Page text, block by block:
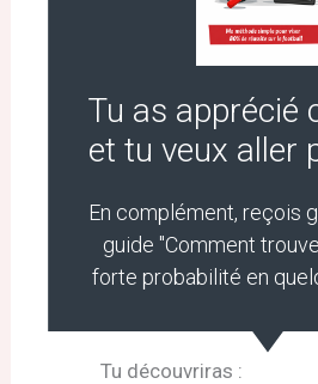
Tu as apprécié
et tu veux aller
En complément, reçois
guide "Comment
forte probabilité en
Tu découvriras :